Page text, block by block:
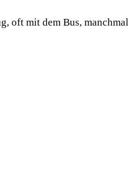
oft mit dem Bus,